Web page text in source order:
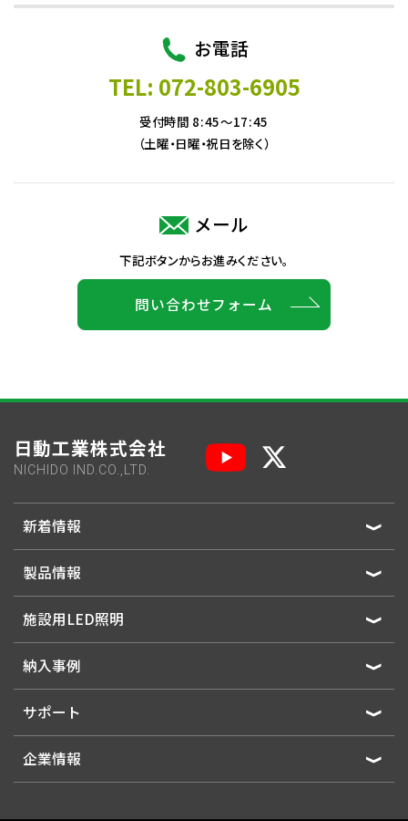
お電話
TEL: 072-803-6905
受付時間 8:45～17:45
（土曜・日曜・祝日を除く）
メール
下記ボタンからお進みください。
問い合わせフォーム
日動工業株式会社
NICHIDO IND.CO.,LTD.
新着情報
製品情報
施設用LED照明
納入事例
サポート
企業情報